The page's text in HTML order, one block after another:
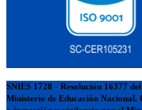
SNIES 1728 - Resolución 16377
Ministerio de Educación